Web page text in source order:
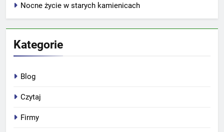
Nocne życie w starych kamienicach
Kategorie
Blog
Czytaj
Firmy